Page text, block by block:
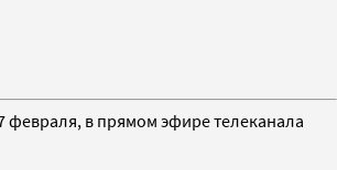
в прямом эфире телеканала